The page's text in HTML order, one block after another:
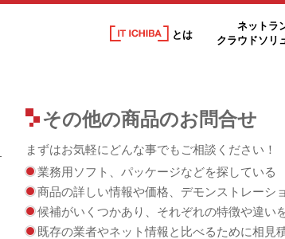
とは
ネットラ
クラウドソリ
その他の商品のお問合せ
まずはお気軽にどんな事でもご相談ください！
業務用ソフト、パッケージなどを探している
商品の詳しい情報や価格、デモンストレーシ
候補がいくつかあり、それぞれの特徴や違い
既存の業者やネット情報と比べるために相見